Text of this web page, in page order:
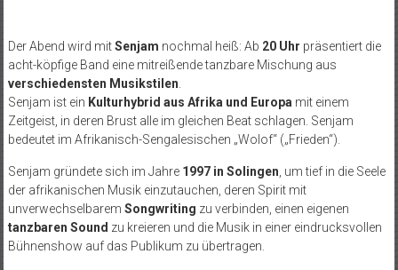
Der Abend wird mitSenjam nochmal heiß: Ab 20 Uhr präsentiert die
acht-köpfige Band eine mitreißende tanzbare Mischung aus
verschiedensten Musikstilen
Senjam ist ein Kulturhybrid aus Afrika und Europa mit einem
Zeitgeist, in deren Brust alle im gleichen Beat schlagen. Senjam
bedeutet im Afrikanisch-Sengalesischen „Wolof“ („Frieden“).
Senjam gründete sich im Jahre 1997 in Solingen , um tief in die Seele
der afrikanischen Musik einzutauchen, deren Spirit mit
unverwechselbarem Songwriting zu verbinden, einen eigenen
tanzbaren Sound zu kreieren und die Musik in einer eindrucksvollen
Bühnenshow auf das Publikum zu übertragen.